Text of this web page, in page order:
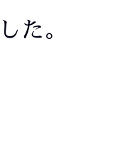
た。